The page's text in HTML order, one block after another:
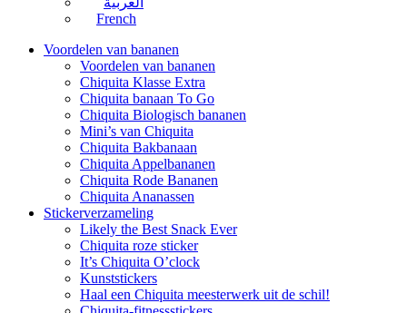
French
Voordelen van bananen
Voordelen van bananen
Chiquita Klasse Extra
Chiquita banaan To Go
Chiquita Biologisch bananen
Mini’s van Chiquita
Chiquita Bakbanaan
Chiquita Appelbananen
Chiquita Rode Bananen
Chiquita Ananassen
Stickerverzameling
Likely the Best Snack Ever
Chiquita roze sticker
It’s Chiquita O’clock
Kunststickers
Haal een Chiquita meesterwerk uit de schil!